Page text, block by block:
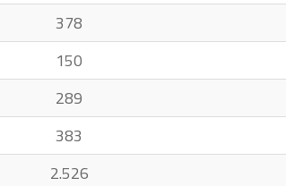
378
150
289
383
2.526